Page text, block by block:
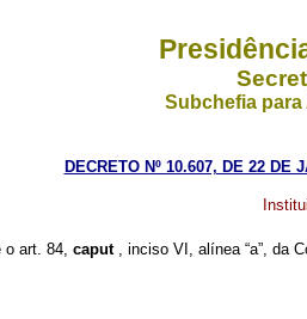
Subchefia
DECRETO Nº 10.607, DE 22 DE
o art. 84, caput , inciso VI, alínea “a”, da